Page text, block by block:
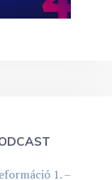
1. –